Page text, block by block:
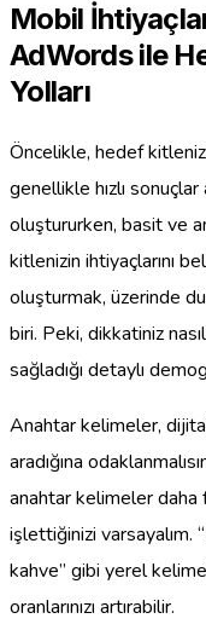
Mobil
AdWords ile
Yolları
Öncelikle, hedef kitlenizi
genellikle hızlı
oluştururken, basit ve
kitlenizin ihtiyaçlarını
oluşturmak, üzerinde
biri. Peki, dikkatiniz
sağladığı detaylı
Anahtar kelimeler, dijital
aradığına
anahtar kelimeler daha
işlettiğinizi varsayalım.
kahve” gibi yerel
oranlarınızı artırabilir.